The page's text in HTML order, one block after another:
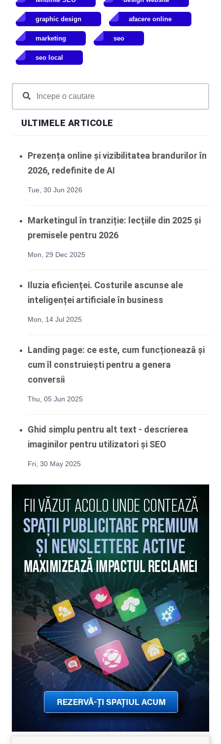
graphic design afacere online
marketing seo
seo local
ULTIMELE ARTICOLE
Prezența online și vizibilitatea brandurilor în
2026, redefinite de AI
Tue, 30 Jun 2026
Marketingul în tranziție: lecțiile din 2025 și
premisele pentru 2026
Mon, 29 Dec 2025
Iluzia eficienței. Costurile ascunse ale
inteligenței artificiale în business
Mon, 14 Jul 2025
Landing page: ce este, cum funcționează și
cum îl construiești pentru a genera
conversii
Thu, 05 Jun 2025
Ghid simplu pentru alt text - descrierea
imaginilor pentru utilizatori și SEO
Fri, 30 May 2025